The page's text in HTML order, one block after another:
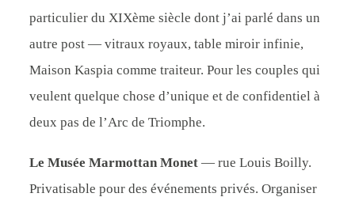
particulier du XIXème siècle dont j’ai parlé dans un
autre post — vitraux royaux, table miroir infinie,
Maison Kaspia comme traiteur. Pour les couples qui
veulent quelque chose d’unique et de confidentiel à
deux pas de l’Arc de Triomphe.
Le Musée Marmottan Monet — rue Louis Boilly.
Privatisable pour des événements privés. Organiser